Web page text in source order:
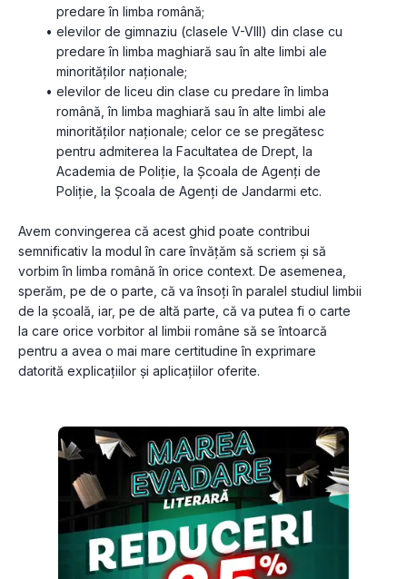
predare în limba română;
elevilor de gimnaziu (clasele V-VIII) din clase cu
predare în limba maghiară sau în alte limbi ale
minorităților naționale;
elevilor de liceu din clase cu predare în limba
română, în limba maghiară sau în alte limbi ale
minorităților naționale; celor ce se pregătesc
pentru admiterea la Facultatea de Drept, la
Academia de Poliție, la Școala de Agenți de
Poliție, la Școala de Agenți de Jandarmi etc.
Avem convingerea că acest ghid poate contribui
semnificativ la modul în care învățăm să scriem și să
vorbim în limba română în orice context. De asemenea,
sperăm, pe de o parte, că va însoți în paralel studiul limbii
de la școală, iar, pe de altă parte, că va putea fi o carte
la care orice vorbitor al limbii române să se întoarcă
pentru a avea o mai mare certitudine în exprimare
datorită explicațiilor și aplicațiilor oferite.